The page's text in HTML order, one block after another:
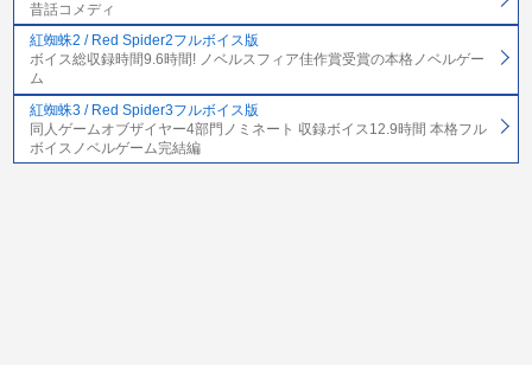
昔話コメディ
紅蜘蛛2 / Red Spider2フルボイス版
ボイス総収録時間9.6時間! ノベルスフィア佳作賞受賞の本格ノベルゲー
ム
紅蜘蛛3 / Red Spider3フルボイス版
同人ゲームオブザイヤー4部門ノミネート 収録ボイス12.9時間 本格フル
ボイスノベルゲーム完結編